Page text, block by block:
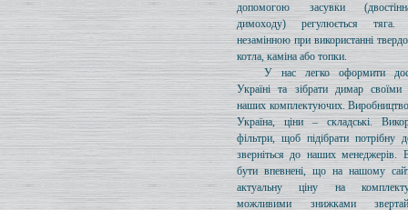
допомогою засувки
димоходу) регулюється
незамінною при використанні
котла, каміна або топки.
У нас легко оформити
Україні та зібрати димар
наших комплектуючих.
Україна, ціни – складські.
фільтри, щоб підібрати потрібну
зверніться до наших менеджерів.
бути впевнені, що на нашому
актуальну ціну на
можливими знижками